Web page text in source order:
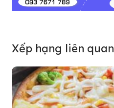
Xếp hạng liên quan